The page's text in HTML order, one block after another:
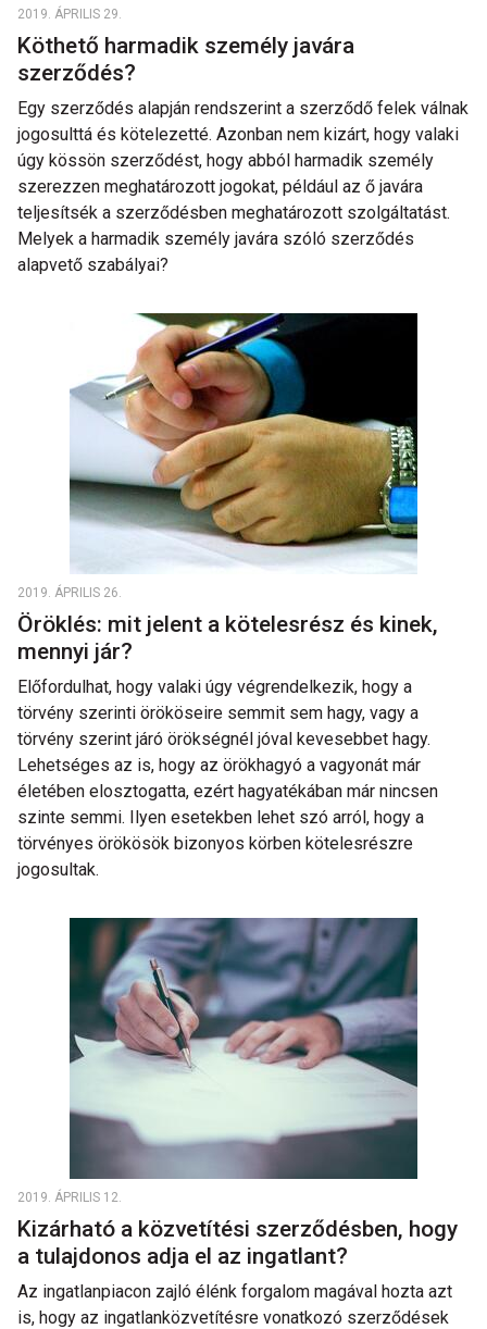
2019. ÁPRILIS 29.
Köthető harmadik személy javára
szerződés?
Egy szerződés alapján rendszerint a szerződő felek válnak
jogosulttá és kötelezetté. Azonban nem kizárt, hogy valaki
úgy kössön szerződést, hogy abból harmadik személy
szerezzen meghatározott jogokat, például az ő javára
teljesítsék a szerződésben meghatározott szolgáltatást.
Melyek a harmadik személy javára szóló szerződés
alapvető szabályai?
2019. ÁPRILIS 26.
Öröklés: mit jelent a kötelesrész és kinek,
mennyi jár?
Előfordulhat, hogy valaki úgy végrendelkezik, hogy a
törvény szerinti örököseire semmit sem hagy, vagy a
törvény szerint járó örökségnél jóval kevesebbet hagy.
Lehetséges az is, hogy az örökhagyó a vagyonát már
életében elosztogatta, ezért hagyatékában már nincsen
szinte semmi. Ilyen esetekben lehet szó arról, hogy a
törvényes örökösök bizonyos körben kötelesrészre
jogosultak.
2019. ÁPRILIS 12.
Kizárható a közvetítési szerződésben, hogy
a tulajdonos adja el az ingatlant?
Az ingatlanpiacon zajló élénk forgalom magával hozta azt
is, hogy az ingatlanközvetítésre vonatkozó szerződések